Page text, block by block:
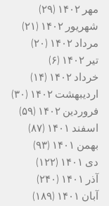
مهر ۱۴۰۲
(۲۹)
شهریور ۱۴۰۲
(۲۱)
مرداد ۱۴۰۲
(۲۰)
تیر ۱۴۰۲
(۶)
خرداد ۱۴۰۲
(۱۴)
اردیبهشت ۱۴۰۲
(۳۰)
فروردین ۱۴۰۲
(۵۹)
اسفند ۱۴۰۱
(۸۷)
بهمن ۱۴۰۱
(۹۳)
دی ۱۴۰۱
(۱۲۲)
آذر ۱۴۰۱
(۲۴۰)
آبان ۱۴۰۱
(۱۸۹)